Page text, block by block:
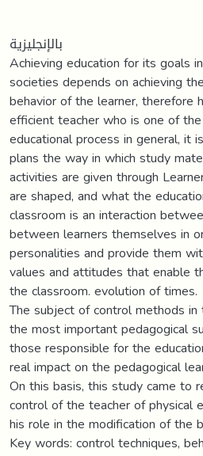
بالإنجليزية
Achieving education for its goals
societies depends on achieving
behavior of the learner, therefore
efficient teacher who is one of
educational process in general, it
plans the way in which study
activities are given through
are shaped, and what the
classroom is an interaction
between learners themselves in
personalities and provide them
values and attitudes that enable
the classroom. evolution of times.
The subject of control methods
the most important pedagogical
those responsible for the
real impact on the pedagogical
On this basis, this study came to
control of the teacher of physical
his role in the modification of the
Key words: control techniques,